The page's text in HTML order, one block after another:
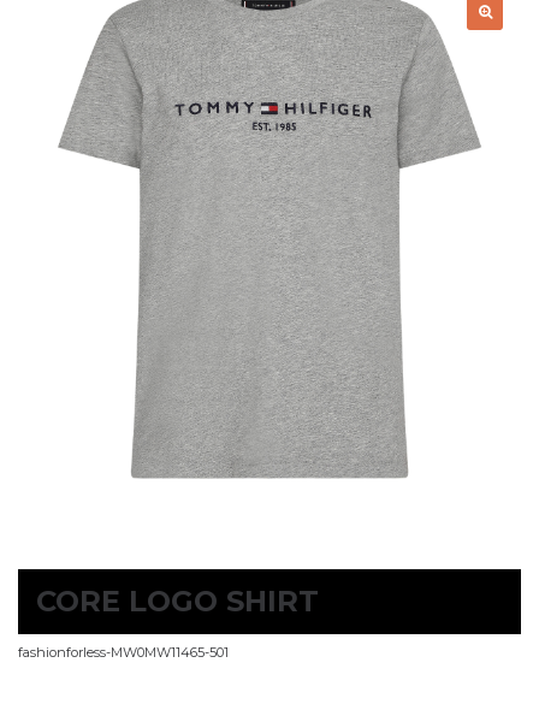
CORE LOGO SHIRT
fashionforless-MW0MW11465-501